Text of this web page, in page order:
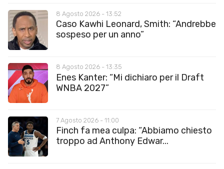
8 Agosto 2026 - 13:52
Caso Kawhi Leonard, Smith: “Andrebbe
sospeso per un anno”
8 Agosto 2026 - 13:35
Enes Kanter: “Mi dichiaro per il Draft
WNBA 2027”
7 Agosto 2026 - 11:00
Finch fa mea culpa: “Abbiamo chiesto
troppo ad Anthony Edwar...